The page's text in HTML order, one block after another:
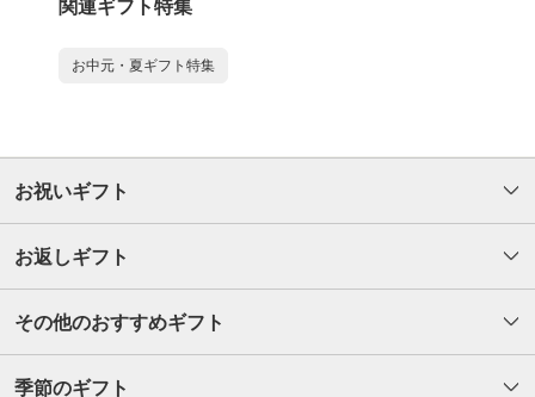
関連ギフト特集
お中元・夏ギフト特集
お祝いギフト
お返しギフト
その他のおすすめギフト
季節のギフト